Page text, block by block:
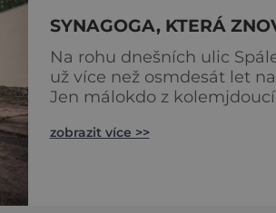
SYNAGOGA, KTERÁ
Na rohu dnešních ulic
už více než osmdesát let
Jen málokdo z
– monumentální stavba,
zobrazit více >>